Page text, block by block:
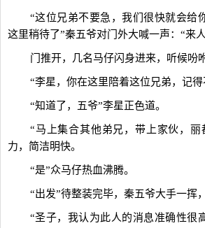
“这位兄弟不要急，我们很快就会给
这里稍待了”秦五爷对门外大喊一声：“来
门推开，几名马仔闪身进来，听候吩
“李星，你在这里陪着这位兄弟，记
“知道了，五爷”李星正色道。
“马上集合其他弟兄，带上家伙，丽
力，简洁明快。
“是”众马仔热血沸腾。
“出发”待整装完毕，秦五爷大手一挥
“圣子，我认为此人的消息准确性很